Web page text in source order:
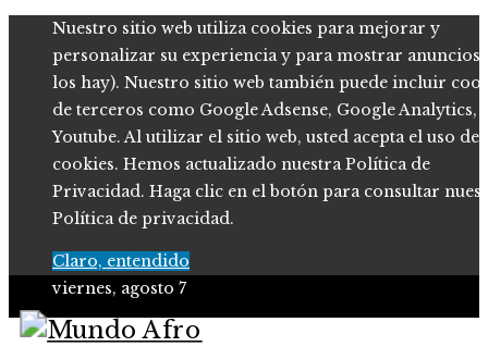
Nuestro sitio web utiliza cookies para mejorar y
personalizar su experiencia y para mostrar anuncios
los hay). Nuestro sitio web también puede incluir
de terceros como Google Adsense, Google Analytics,
Youtube. Al utilizar el sitio web, usted acepta el uso de
cookies. Hemos actualizado nuestra Política de
Privacidad. Haga clic en el botón para consultar
Política de privacidad.
Claro, entendido
viernes, agosto 7
Ciencia y tecnología